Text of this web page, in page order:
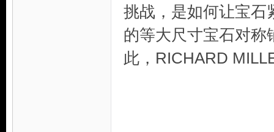
挑战，是如何让宝石
的等大尺寸宝石对称
此，RICHARD